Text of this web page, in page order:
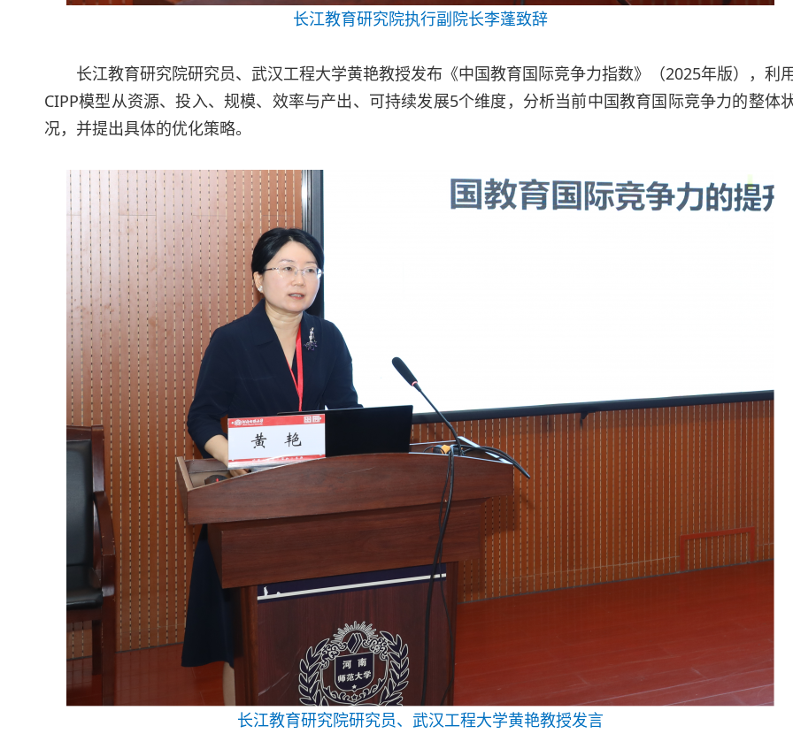
长江教育研究院执行副院长李蓬致辞
长江教育研究院研究员、武汉工程大学黄艳教授发布《中国教育国际竞争力指数》（2025年版），利
CIPP模型从资源、投入、规模、效率与产出、可持续发展5个维度，分析当前中国教育国际竞争力的整体
况，并提出具体的优化策略。
长江教育研究院研究员、武汉工程大学黄艳教授发言